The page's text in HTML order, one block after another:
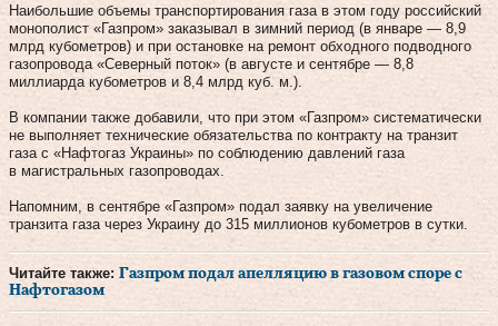
Наибольшие объемы транспортирования газа в этом году российский
монополист «Газпром» заказывал в зимний период (в январе — 8,9
млрд кубометров) и при остановке на ремонт обходного подводного
газопровода «Северный поток» (в августе и сентябре — 8,8
миллиарда кубометров и 8,4 млрд куб. м.).
В компании также добавили, что при этом «Газпром» систематически
не выполняет технические обязательства по контракту на транзит
газа с «Нафтогаз Украины» по соблюдению давлений газа
в магистральных газопроводах.
Напомним, в сентябре «Газпром» подал заявку на увеличение
транзита газа через Украину до 315 миллионов кубометров в сутки.
Читайте также: Газпром подал апелляцию в газовом споре с
Нафтогазом